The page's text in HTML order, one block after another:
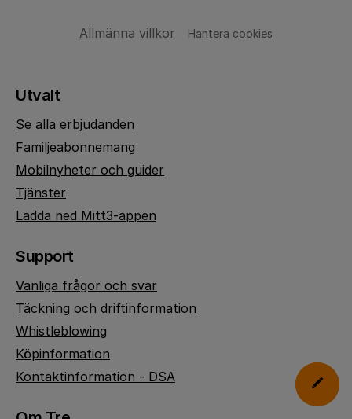
Allmänna villkor Hantera cookies
Utvalt
Se alla erbjudanden
Familjeabonnemang
Mobilnyheter och guider
Tjänster
Ladda ned Mitt3-appen
Support
Vanliga frågor och svar
Täckning och driftinformation
Whistleblowing
Köpinformation
Kontaktinformation - DSA